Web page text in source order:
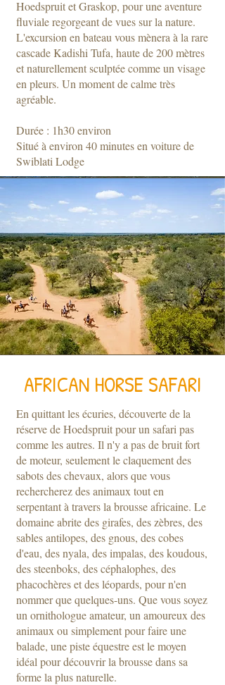
Hoedspruit et Graskop, pour une aventure
fluviale regorgeant de vues sur la nature.
L'excursion en bateau vous mènera à la rare
cascade Kadishi Tufa, haute de 200 mètres
et naturellement sculptée comme un visage
en pleurs. Un moment de calme très
agréable.
Durée : 1h30 environ
Situé à environ 40 minutes en voiture de
Swiblati Lodge
AFRICAN HORSE SAFARI
En quittant les écuries, découverte de la
réserve de Hoedspruit pour un safari pas
comme les autres. Il n'y a pas de bruit fort
de moteur, seulement le claquement des
sabots des chevaux, alors que vous
rechercherez des animaux tout en
serpentant à travers la brousse africaine. Le
domaine abrite des girafes, des zèbres, des
sables antilopes, des gnous, des cobes
d'eau, des nyala, des impalas, des koudous,
des steenboks, des céphalophes, des
phacochères et des léopards, pour n'en
nommer que quelques-uns. Que vous soyez
un ornithologue amateur, un amoureux des
animaux ou simplement pour faire une
balade, une piste équestre est le moyen
idéal pour découvrir la brousse dans sa
forme la plus naturelle.